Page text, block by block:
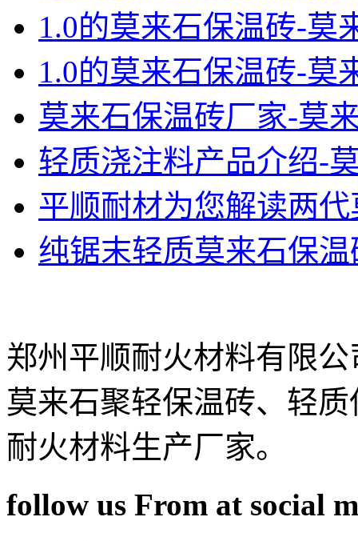
1.0的莫来石保温砖-莫
1.0的莫来石保温砖-莫
莫来石保温砖厂家-莫
轻质浇注料产品介绍-
平顺耐材为您解读两
纯锯末轻质莫来石保
郑州平顺耐火材料有限
莫来石聚轻保温砖、轻
耐火材料生产厂家。
follow us From at social